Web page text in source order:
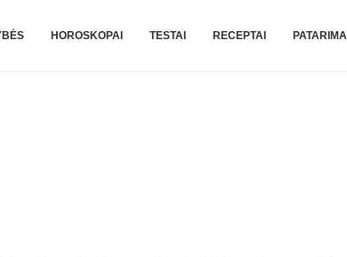
HOROSKOPAI TESTAI RECEPTAI PATARIMAI